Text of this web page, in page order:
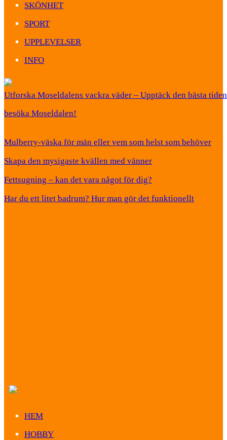
SKÖNHET
SPORT
UPPLEVELSER
INFO
Utforska Moseldalens vackra väder – Upptäck den bästa
besöka Moseldalen!
Mulberry-väska för män eller vem som helst som behöver
Skapa den mysigaste kvällen med vänner
Fettsugning – kan det vara något för dig?
Har du ett litet badrum? Hur man gör det funktionellt
HEM
HOBBY